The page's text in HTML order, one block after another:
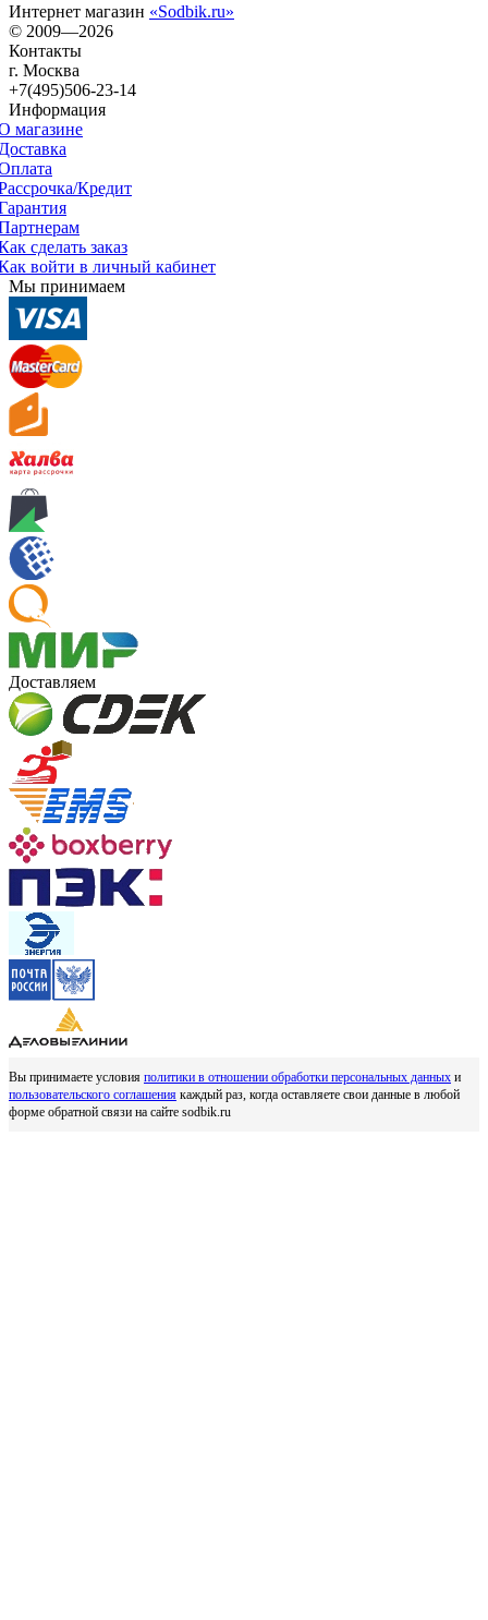
Интернет магазин «Sodbik.ru»
© 2009—2026
Контакты
г. Москва
+7(495)506-23-14
Информация
магазине
Кредит
сделать заказ
войти в личный кабинет
Мы принимаем
Доставляем
Вы принимаете условия политики в отношении обработки персональных данных и
пользовательского соглашения каждый раз, когда оставляете свои данные в любой
форме обратной связи на сайте sodbik.ru